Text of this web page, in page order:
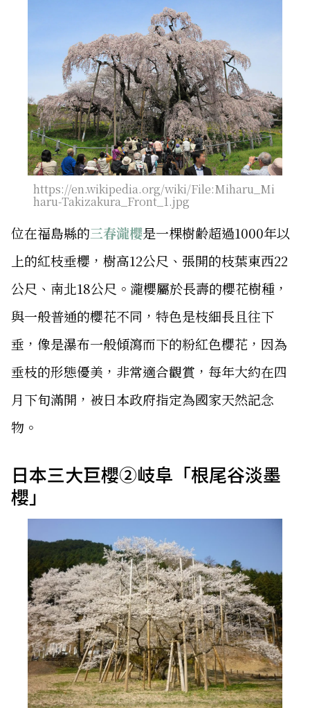
https://en.wikipedia.org/wiki/File:Miharu_Mi
haru-Takizakura_Front_1.jpg
位在福島縣的三春瀧櫻是一棵樹齢超過1000年以
上的紅枝垂櫻，樹高12公尺、張開的枝葉東西22
公尺、南北18公尺。瀧櫻屬於長壽的櫻花樹種，
與一般普通的櫻花不同，特色是枝細長且往下
垂，像是瀑布一般傾瀉而下的粉紅色櫻花，因為
垂枝的形態優美，非常適合觀賞，每年大約在四
月下旬滿開，被日本政府指定為國家天然記念
物。
日本三大巨櫻②岐阜「根尾谷淡墨
櫻」